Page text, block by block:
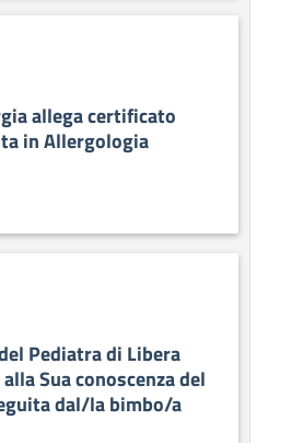
allega certificato
in Allergologia
Pediatra di Libera
Sua conoscenza del
dal/la bimbo/a